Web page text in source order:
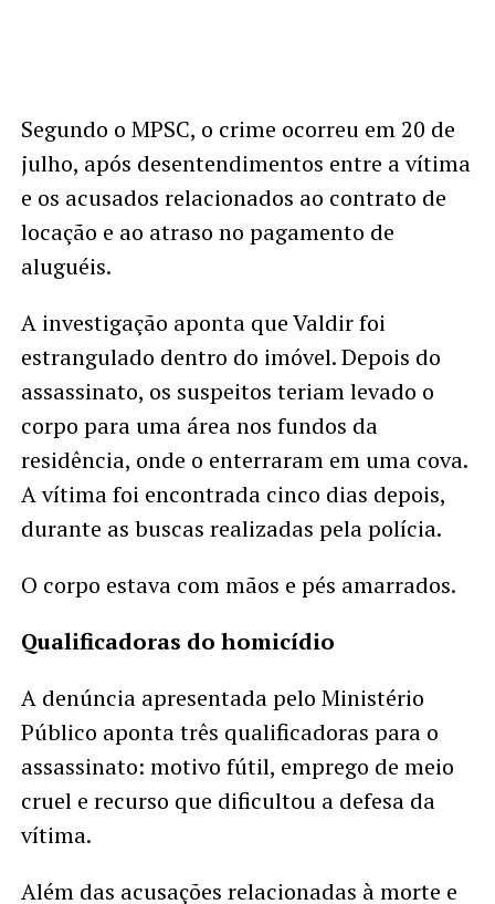
Segundo o MPSC, o crime ocorreu em 20 de
julho, após desentendimentos entre a vítima
e os acusados relacionados ao contrato de
locação e ao atraso no pagamento de
aluguéis.
A investigação aponta que Valdir foi
estrangulado dentro do imóvel. Depois do
assassinato, os suspeitos teriam levado o
corpo para uma área nos fundos da
residência, onde o enterraram em uma cova.
A vítima foi encontrada cinco dias depois,
durante as buscas realizadas pela polícia.
O corpo estava com mãos e pés amarrados.
Qualificadoras do homicídio
A denúncia apresentada pelo Ministério
Público aponta três qualificadoras para o
assassinato: motivo fútil, emprego de meio
cruel e recurso que dificultou a defesa da
vítima.
Além das acusações relacionadas à morte e